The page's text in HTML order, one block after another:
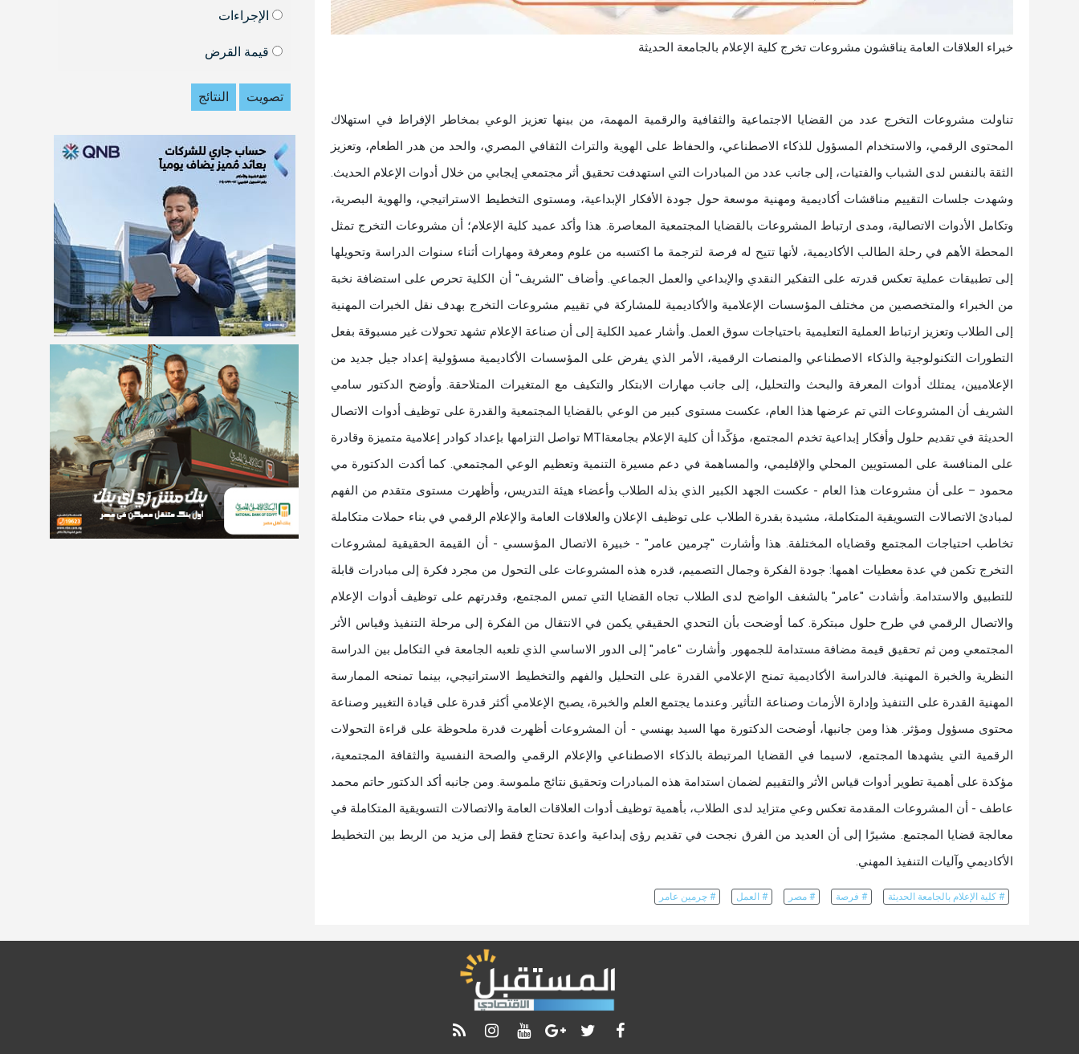
خبراء العلاقات العامة يناقشون مشروعات تخرج كلية الإعلام بالجامعة الحديثة
تناولت مشروعات التخرج عدد من القضايا الاجتماعية والثقافية والرقمية المهمة، من بينها تعزيز الوعي بمخاطر الإفراط في استهلاك
المحتوى الرقمي، والاستخدام المسؤول للذكاء الاصطناعي، والحفاظ على الهوية والتراث الثقافي المصري، والحد من هدر الطعام، وتعزيز
الثقة بالنفس لدى الشباب والفتيات، إلى جانب عدد من المبادرات التي استهدفت تحقيق أثر مجتمعي إيجابي من خلال أدوات الإعلام الحديث.
وشهدت جلسات التقييم مناقشات أكاديمية ومهنية موسعة حول جودة الأفكار الإبداعية، ومستوى التخطيط الاستراتيجي، والهوية البصرية،
وتكامل الأدوات الاتصالية، ومدى ارتباط المشروعات بالقضايا المجتمعية المعاصرة. هذا وأكد عميد كلية الإعلام؛ أن مشروعات التخرج تمثل
المحطة الأهم في رحلة الطالب الأكاديمية، لأنها تتيح له فرصة لترجمة ما اكتسبه من علوم ومعرفة ومهارات أثناء سنوات الدراسة وتحويلها
إلى تطبيقات عملية تعكس قدرته على التفكير النقدي والإبداعي والعمل الجماعي. وأضاف "الشريف" أن الكلية تحرص على استضافة نخبة
من الخبراء والمتخصصين من مختلف المؤسسات الإعلامية والأكاديمية للمشاركة في تقييم مشروعات التخرج بهدف نقل الخبرات المهنية
إلى الطلاب وتعزيز ارتباط العملية التعليمية باحتياجات سوق العمل. وأشار عميد الكلية إلى أن صناعة الإعلام تشهد تحولات غير مسبوقة بفعل
التطورات التكنولوجية والذكاء الاصطناعي والمنصات الرقمية، الأمر الذي يفرض على المؤسسات الأكاديمية مسؤولية إعداد جيل جديد من
الإعلاميين، يمتلك أدوات المعرفة والبحث والتحليل، إلى جانب مهارات الابتكار والتكيف مع المتغيرات المتلاحقة. وأوضح الدكتور سامي
الشريف أن المشروعات التي تم عرضها هذا العام، عكست مستوى كبير من الوعي بالقضايا المجتمعية والقدرة على توظيف أدوات الاتصال
الحديثة في تقديم حلول وأفكار إبداعية تخدم المجتمع، مؤكًدا أن كلية الإعلام بجامعةMTI تواصل التزامها بإعداد كوادر إعلامية متميزة وقادرة
على المنافسة على المستويين المحلي والإقليمي، والمساهمة في دعم مسيرة التنمية وتعظيم الوعي المجتمعي. كما أكدت الدكتورة مي
محمود – على أن مشروعات هذا العام - عكست الجهد الكبير الذي بذله الطلاب وأعضاء هيئة التدريس، وأظهرت مستوى متقدم من الفهم
لمبادئ الاتصالات التسويقية المتكاملة، مشيدة بقدرة الطلاب على توظيف الإعلان والعلاقات العامة والإعلام الرقمي في بناء حملات متكاملة
تخاطب احتياجات المجتمع وقضاياه المختلفة. هذا وأشارت "چرمين عامر" - خبيرة الاتصال المؤسسي - أن القيمة الحقيقية لمشروعات
التخرج تكمن في عدة معطيات اهمها: جودة الفكرة وجمال التصميم، قدره هذه المشروعات على التحول من مجرد فكرة إلى مبادرات قابلة
للتطبيق والاستدامة. وأشادت "عامر" بالشغف الواضح لدى الطلاب تجاه القضايا التي تمس المجتمع، وقدرتهم على توظيف أدوات الإعلام
والاتصال الرقمي في طرح حلول مبتكرة. كما أوضحت بأن التحدي الحقيقي يكمن في الانتقال من الفكرة إلى مرحلة التنفيذ وقياس الأثر
المجتمعي ومن ثم تحقيق قيمة مضافة مستدامة للجمهور. وأشارت "عامر" إلى الدور الاساسي الذي تلعبه الجامعة في التكامل بين الدراسة
النظرية والخبرة المهنية. فالدراسة الأكاديمية تمنح الإعلامي القدرة على التحليل والفهم والتخطيط الاستراتيجي، بينما تمنحه الممارسة
المهنية القدرة على التنفيذ وإدارة الأزمات وصناعة التأثير. وعندما يجتمع العلم والخبرة، يصبح الإعلامي أكثر قدرة على قيادة التغيير وصناعة
محتوى مسؤول ومؤثر. هذا ومن جانبها، أوضحت الدكتورة مها السيد بهنسي - أن المشروعات أظهرت قدرة ملحوظة على قراءة التحولات
الرقمية التي يشهدها المجتمع، لاسيما في القضايا المرتبطة بالذكاء الاصطناعي والإعلام الرقمي والصحة النفسية والثقافة المجتمعية،
مؤكدة على أهمية تطوير أدوات قياس الأثر والتقييم لضمان استدامة هذه المبادرات وتحقيق نتائج ملموسة. ومن جانبه أكد الدكتور حاتم محمد
عاطف - أن المشروعات المقدمة تعكس وعي متزايد لدى الطلاب، بأهمية توظيف أدوات العلاقات العامة والاتصالات التسويقية المتكاملة في
معالجة قضايا المجتمع. مشيرًا إلى أن العديد من الفرق نجحت في تقديم رؤى إبداعية واعدة تحتاج فقط إلى مزيد من الربط بين التخطيط
الأكاديمي وآليات التنفيذ المهني.
# كلية الإعلام بالجامعة الحديثة # فرصة # مصر # العمل # چرمين عامر
الإجراءات
قيمة القرض
تصويت النتائج